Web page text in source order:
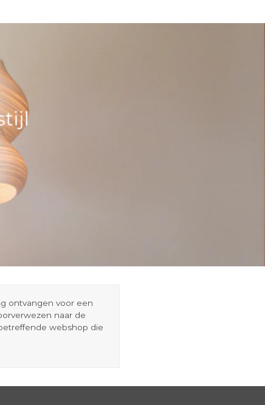
ontvangen voor een
naar de
webshop die